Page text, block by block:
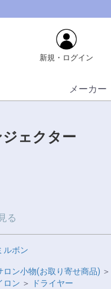
新規・ログイン
メーカー
ェクター
る
ルボン
ロン小物(お取り寄せ商品) ＞
ロン ＞ ドライヤー